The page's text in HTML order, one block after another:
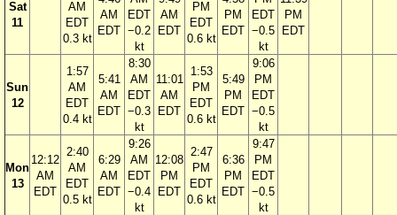
Sat
11
AM
EDT
0.3 kt
AM
EDT
EDT
−0.2
kt
AM
EDT
PM
EDT
0.6 kt
PM
EDT
EDT
−0.5
kt
PM
EDT
Sun
12
1:57
AM
EDT
0.4 kt
5:41
AM
EDT
8:30
AM
EDT
−0.3
kt
11:01
AM
EDT
1:53
PM
EDT
0.6 kt
5:49
PM
EDT
9:06
PM
EDT
−0.5
kt
Mon
13
12:12
AM
EDT
2:40
AM
EDT
0.5 kt
6:29
AM
EDT
9:26
AM
EDT
−0.4
kt
12:08
PM
EDT
2:47
PM
EDT
0.6 kt
6:36
PM
EDT
9:47
PM
EDT
−0.5
kt